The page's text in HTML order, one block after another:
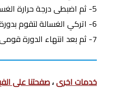
5- ثم اضبطى درجة حرارة الغسالة على 70 او 90 درجة درجة
6- اتركي الغسالة لتقوم بدورة كاملة.
7- ثم بعد انتهاء الدورة قومى بفتح باب الغسالة واتركيها قليلا.
خدمات اخرى،صفحتنا على